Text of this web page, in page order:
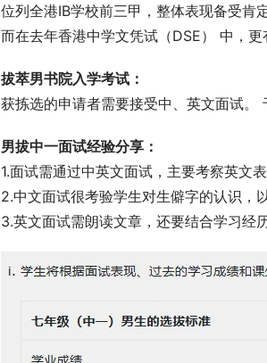
位列全港IB学校前三甲，整体表现备受肯定
而在去年香港中学文凭试（DSE） 中，更
拔萃男书院入学考试：
获拣选的申请者需要接受中、英文面试。
男拔中一面试经验分享：
1.面试需通过中英文面试，主要考察英文
2.中文面试很考验学生对生僻字的认识，
3.英文面试需朗读文章，还要结合学习经